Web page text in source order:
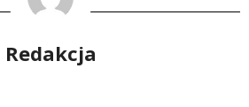
Redakcja